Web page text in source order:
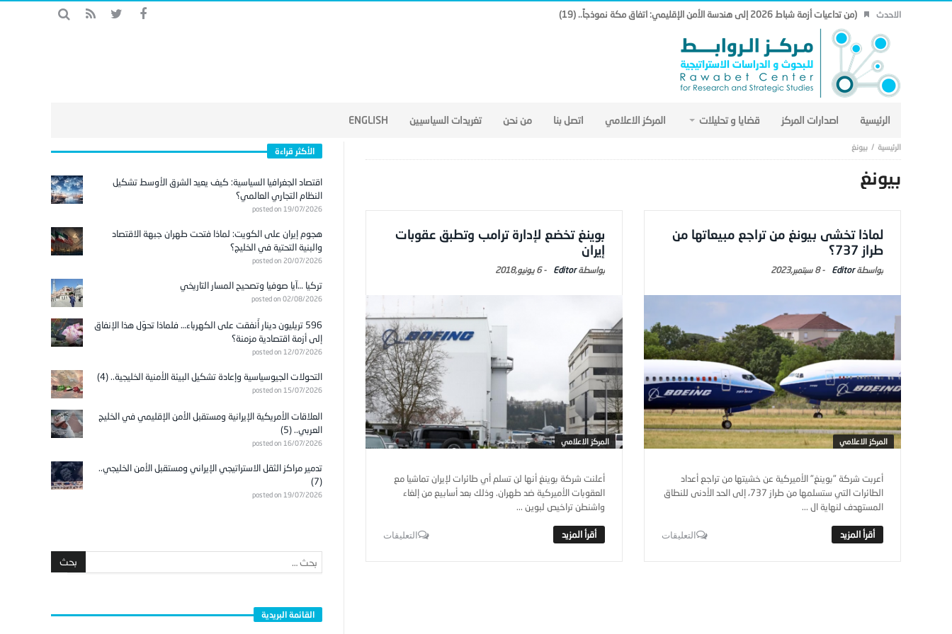
الاحدث (من تداعيات أزمة شباط 2026 إلى هندسة الأمن الإقليمي: اتفاق مكة نموذجاً.. (19)
الرئيسية اصدارات المركز قضايا و تحليلات المركز الاعلامي اتصل بنا من نحن تغريدات السياسيين ENGLISH
بيونغ
بيونغ
لماذا تخشى بيونغ من تراجع مبيعاتها من
طراز 737؟
Editor
-8 سبتمبر,2023
المركز الاعلامي
أعربت شركة "بوينغ" الأميركية عن خشيتها من تراجع أعداد
الطائرات التي ستسلمها من طراز 737، إلى الحد الأدنى للنطاق
المستهدف لنهاية ال ...
التعليقات
بوينغ تخضع لإدارة ترامب وتطبق عقوبات
إيران
Editor
-6 يونيو,2018
المركز الاعلامي
أعلنت شركة بوينغ أنها لن تسلم أي طائرات لإيران تماشيا مع
العقوبات الأميركية ضد طهران. وذلك بعد أسابيع من إلغاء
واشنطن تراخيص لبوين ...
التعليقات
الأكثر قراءة
اقتصاد الجغرافيا السياسية: كيف يعيد الشرق الأوسط تشكيل
النظام التجاري العالمي؟
posted on 19/07/2026
هجوم إيران على الكويت: لماذا فتحت طهران جبهة الاقتصاد
والبنية التحتية في الخليج؟
posted on 20/07/2026
تركيا …آيا صوفيا وتصحيح المسار التاريخي
posted on 02/08/2026
596 تريليون دينار أُنفقت على الكهرباء… فلماذا تحوّل هذا الإنفاق
إلى أزمة اقتصادية مزمنة؟
posted on 12/07/2026
التحولات الجيوسياسية وإعادة تشكيل البيئة الأمنية الخليجية.. (4)
posted on 15/07/2026
العلاقات الأمريكية الإيرانية ومستقبل الأمن الإقليمي في الخليج
العربي.. (5)
posted on 16/07/2026
تدمير مراكز الثقل الاستراتيجي الإيراني ومستقبل الأمن الخليجي..
(7)
posted on 19/07/2026
القائمة البريدية